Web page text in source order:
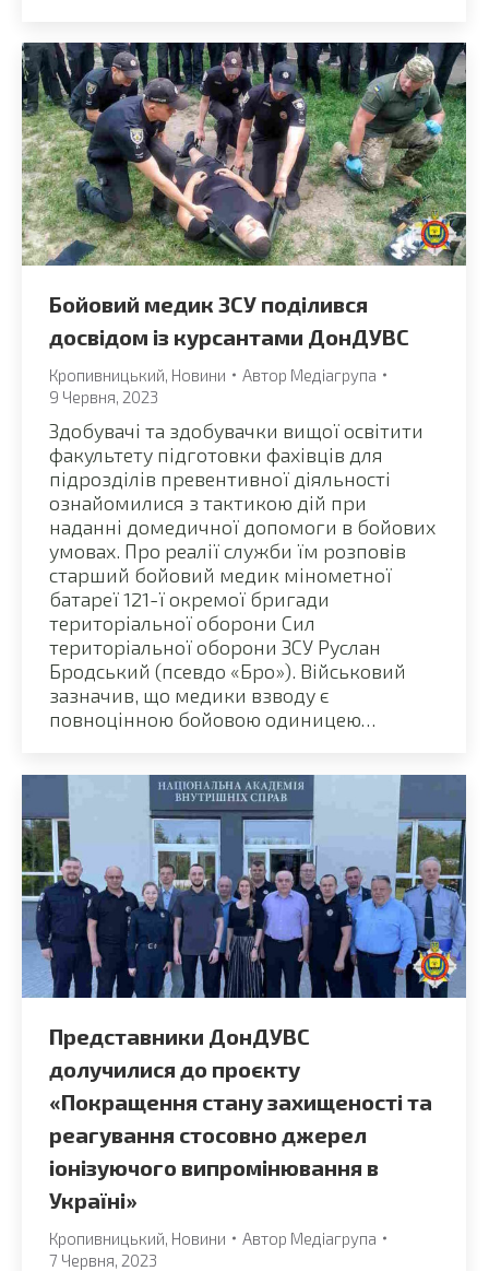
Бойовий медик ЗСУ поділився
досвідом із курсантами ДонДУВС
Кропивницький Новини Автор Медіагрупа
9 Червня, 2023
Здобувачі та здобувачки вищої освітити
факультету підготовки фахівців для
підрозділів превентивної діяльності
ознайомилися з тактикою дій при
наданні домедичної допомоги в бойових
умовах. Про реалії служби їм розповів
старший бойовий медик мінометної
батареї 121-ї окремої бригади
територіальної оборони Сил
територіальної оборони ЗСУ Руслан
Бродський (псевдо «Бро»). Військовий
зазначив, що медики взводу є
повноцінною бойовою одиницею…
Представники ДонДУВС
долучилися до проєкту
«Покращення стану захищеності та
реагування стосовно джерел
іонізуючого випромінювання в
Україні»
Кропивницький Новини Автор Медіагрупа
7 Червня, 2023